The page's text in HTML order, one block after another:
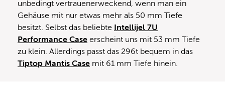
unbedingt vertrauenerweckend, wenn man ein
Gehäuse mit nur etwas mehr als 50 mm Tiefe
besitzt. Selbst das beliebte Intellijel 7U
Performance Case erscheint uns mit 53 mm Tiefe
zu klein. Allerdings passt das 296t bequem in das
Tiptop Mantis Case mit 61 mm Tiefe hinein.